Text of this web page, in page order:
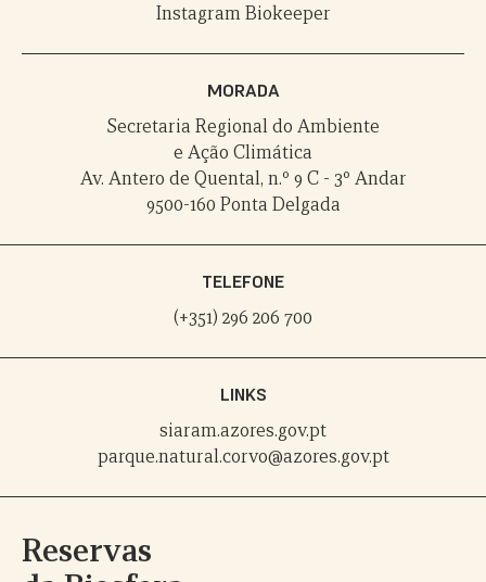
Instagram Biokeeper
MORADA
Secretaria Regional do Ambiente
e Ação Climática
Av. Antero de Quental, n.º 9 C - 3º Andar
9500-160 Ponta Delgada
TELEFONE
(+351) 296 206 700
LINKS
siaram.azores.gov.pt
parque.natural.corvo@azores.gov.pt
Reservas